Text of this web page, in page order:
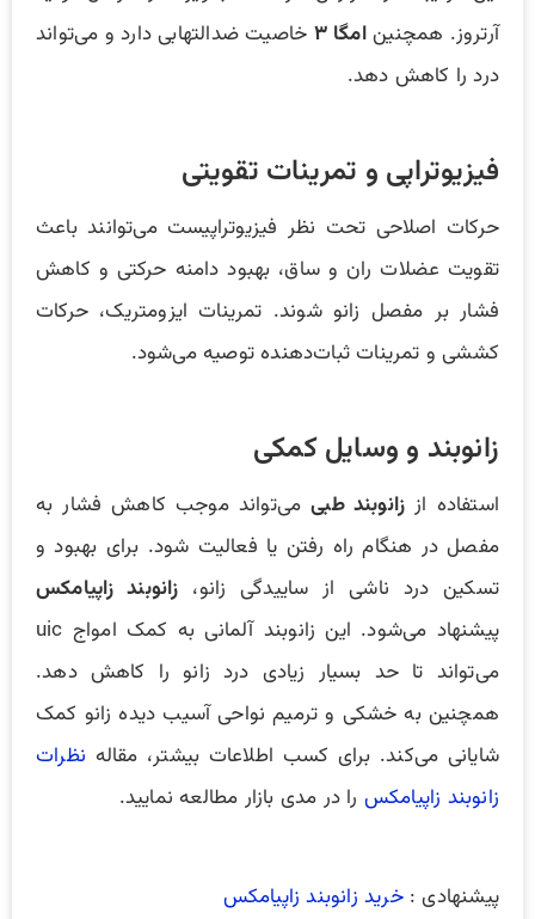
آرتروز. همچنینامگا ۳
خاصیت ضدالتهابی دارد و می‌تواند
درد را کاهش دهد.
فیزیوتراپی و تمرینات تقویتی
حرکات اصلاحی تحت نظر فیزیوتراپیست می‌توانند باعث
تقویت عضلات ران و ساق، بهبود دامنه حرکتی و کاهش
فشار بر مفصل زانو شوند. تمرینات ایزومتریک، حرکات
کششی و تمرینات ثبات‌دهنده توصیه می‌شود.
زانوبند و وسایل کمکی
استفاده از زانوبند طبیمی‌تواند موجب کاهش فشار به
مفصل در هنگام راه رفتن یا فعالیت شود. برای بهبود و
تسکین درد ناشی از ساییدگی زانو، زانوبند زاپیامکس
پیشنهاد می‌شود. این زانوبند آلمانی به کمک امواج uic
می‌تواند تا حد بسیار زیادی درد زانو را کاهش دهد.
همچنین به خشکی و ترمیم نواحی آسیب دیده زانو کمک
شایانی می‌کند. برای کسب اطلاعات بیشتر، مقاله نظرات
زانوبند زاپیامکس را در مدی بازار مطالعه نمایید.
پیشنهادی :خرید زانوبند زاپیامکس